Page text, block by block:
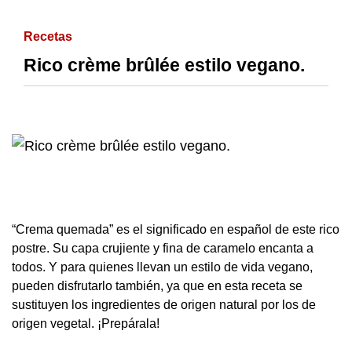
Recetas
Rico crème brûlée estilo vegano.
“Crema quemada” es el significado en español de este rico
postre. Su capa crujiente y fina de caramelo encanta a
todos. Y para quienes llevan un estilo de vida vegano,
pueden disfrutarlo también, ya que en esta receta se
sustituyen los ingredientes de origen natural por los de
origen vegetal. ¡Prepárala!